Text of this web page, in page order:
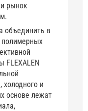
и рынок
объединить в
FLEXALEN
холодного и
основе лежат